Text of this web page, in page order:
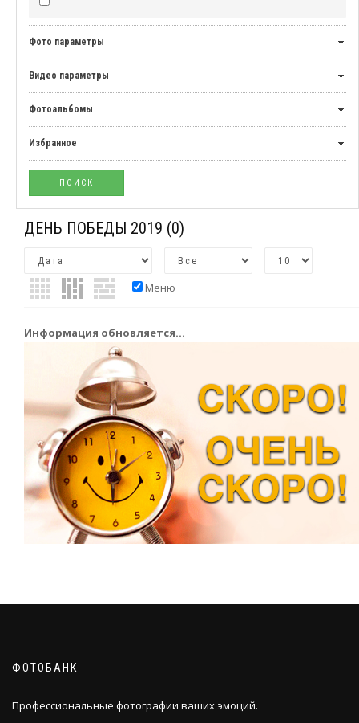
Фото параметры
Видео параметры
Фотоальбомы
Избранное
ДЕНЬ ПОБЕДЫ 2019 (0)
Меню
Информация обновляется...
ФОТОБАНК
Профессиональные фотографии ваших эмоций.